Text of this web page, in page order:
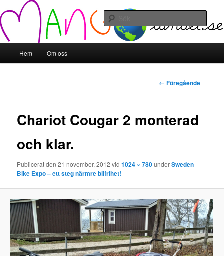
till
primärt
innehållMangolandet
Hem Om oss
Bildnavigering
← Föregående
Chariot Cougar 2 monterad
och klar.
Publicerat den21 november, 2012 vid1024 × 780underSweden
Bike Expo – ett steg närmre bilfrihet!